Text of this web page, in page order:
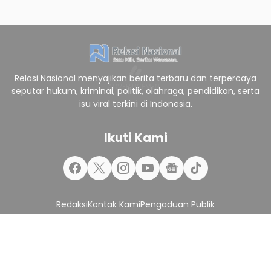
Relasi Nasional menyajikan berita terbaru dan terpercaya
seputar hukum, kriminal, politik, olahraga, pendidikan, serta
isu viral terkini di Indonesia.
Ikuti Kami
RedaksiKontak KamiPengaduan Publik
Pedoman Pemberitaan Media SiberPasang Iklan